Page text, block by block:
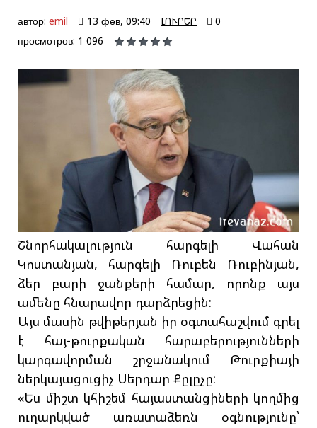
автор: emil 13 фев, 09:40 ԼՈՒՐԵՐ
0
просмотров: 1 096
Շնորհակալություն հարգելի Վահան
Կոստանյան, հարգելի Ռուբեն Ռուբինյան,
ձեր բարի ջանքերի համար, որոնք այս
ամենը հնարավոր դարձրեցին:
Այս մասին թվիթերյան իր օգտահաշվում գրել
է հայ-թուրքական հարաբերությունների
կարգավորման շրջանակում Թուրքիայի
ներկայացուցիչ Սերդար Քըլըչը:
«Ես միշտ կհիշեմ հայաստանցիների կողմից
ուղարկված առատաձեռն օգնությունը՝